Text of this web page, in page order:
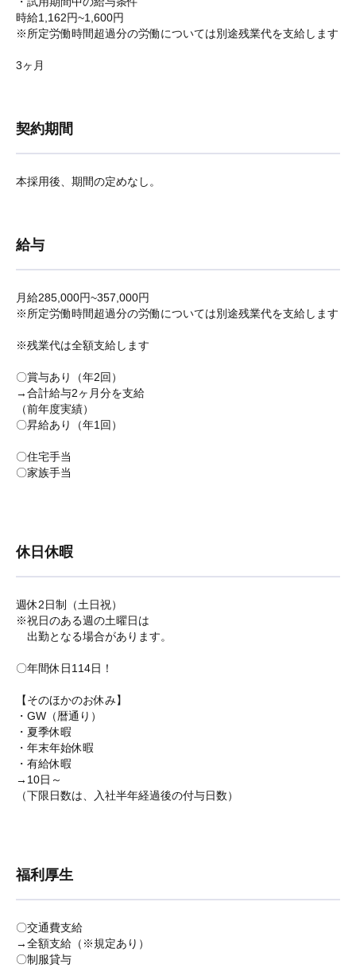
時給1,162円~1,600円
※所定労働時間超過分の労働については別途残業代を支給します
3ヶ月
契約期間
本採用後、期間の定めなし。
給与
月給285,000円~357,000円
※所定労働時間超過分の労働については別途残業代を支給します
※残業代は全額支給します
〇賞与あり（年2回）
→合計給与2ヶ月分を支給
（前年度実績）
〇昇給あり（年1回）
〇住宅手当
〇家族手当
休日休暇
週休2日制（土日祝）
※祝日のある週の土曜日は
出勤となる場合があります。
〇年間休日114日！
【そのほかのお休み】
・GW（暦通り）
・夏季休暇
・年末年始休暇
・有給休暇
→10日～
（下限日数は、入社半年経過後の付与日数）
福利厚生
〇交通費支給
→全額支給（※規定あり）
〇制服貸与